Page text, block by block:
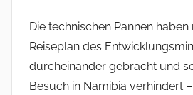
Die technischen Pannen
Reiseplan des
durcheinander gebracht und
Besuch in Namibia verhindert